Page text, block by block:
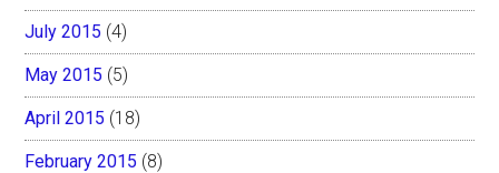
July 2015 (4)
May 2015 (5)
April 2015 (18)
February 2015 (8)